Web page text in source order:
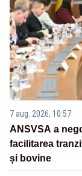
7 aug. 2026, 10:57
ANSVSA a
facilitarea
și bovine